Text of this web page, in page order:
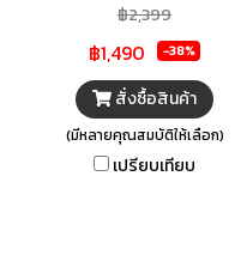
ในอุตสาหกรรมนี้ในปัจจุบัน มี 2 ส
ปีดและ 4 โหมดอุณหภูมิ ให้คุณ
ปรับแต่งประสบการณ์การเป่าผม
ได้ตามต้องการ ออกแบบอุโมงค์
ลมที่เหมาะสำหรับการเป่ารากผม
เครื่องกำเนิดไอออนลบ ช่วยบำรุง
฿2,399
฿1,490 -38%
สั่งซื้อสินค้า
(มีหลายคุณสมบัติให้เลือก)
เปรียบเทียบ